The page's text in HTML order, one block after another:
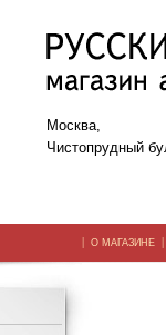
Москва,
Чистопрудный
| О МАГАЗИНЕ |